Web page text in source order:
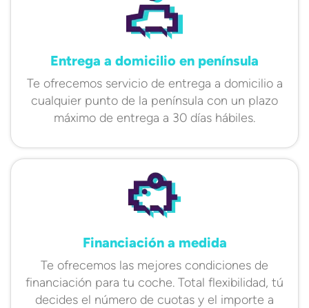
Entrega a domicilio en península
Te ofrecemos servicio de entrega a domicilio a
cualquier punto de la península con un plazo
máximo de entrega a 30 días hábiles.
Financiación a medida
Te ofrecemos las mejores condiciones de
financiación para tu coche. Total flexibilidad, tú
decides el número de cuotas y el importe a